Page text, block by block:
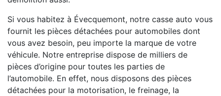
Si vous habitez à Évecquemont, notre casse auto vous
fournit les pièces détachées pour automobiles dont
vous avez besoin, peu importe la marque de votre
véhicule. Notre entreprise dispose de milliers de
pièces d’origine pour toutes les parties de
l’automobile. En effet, nous disposons des pièces
détachées pour la motorisation, le freinage, la